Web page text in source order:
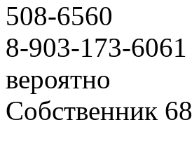
508-6560
8-903-173-6061
вероятно
Собственник 68